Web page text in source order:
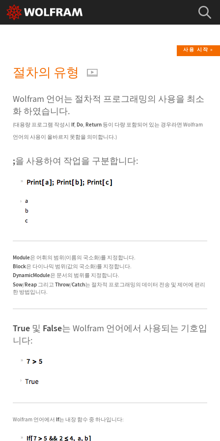
사용 시작
절차의 유형
Wolfram 언어는 절차적 프로그래밍의 사용을 최소
화 하였습니다.
(대용량 프로그램 작성시 If, Do, Return 등이 다량 포함되어 있는 경우라면 Wolfram
언어의 사용이 올바르지 못함을 의미합니다.)
;을 사용하여 작업을 구분합니다:
Module은 어휘의 범위(이름의 국소화)를 지정합니다.
Block은 다이나믹 범위(값의 국소화)를 지정합니다.
DynamicModule은 문서의 범위를 지정합니다.
Sow/Reap 그리고 Throw/Catch는 절차적 프로그래밍의 데이터 전송 및 제어에 편리
한 방법입니다.
True 및 False는 Wolfram 언어에서 사용되는 기호입
니다:
Wolfram 언어에서 If는 내장 함수 중 하나입니다: